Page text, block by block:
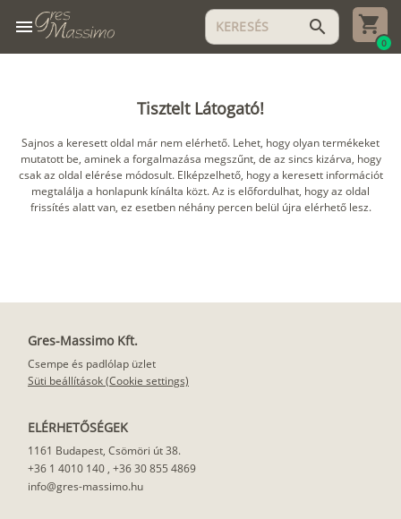
menu search
0
Tisztelt Látogató!
Sajnos a keresett oldal már nem elérhető. Lehet, hogy olyan termékeket
mutatott be, aminek a forgalmazása megszűnt, de az sincs kizárva, hogy
csak az oldal elérése módosult. Elképzelhető, hogy a keresett információt
megtalálja a honlapunk kínálta közt. Az is előfordulhat, hogy az oldal
frissítés alatt van, ez esetben néhány percen belül újra elérhető lesz.
Gres-Massimo Kft.
Csempe és padlólap üzlet
Süti beállítások (Cookie settings)
ELÉRHETŐSÉGEK
1161 Budapest, Csömöri út 38.
+36 1 4010 140 , +36 30 855 4869
info@gres-massimo.hu